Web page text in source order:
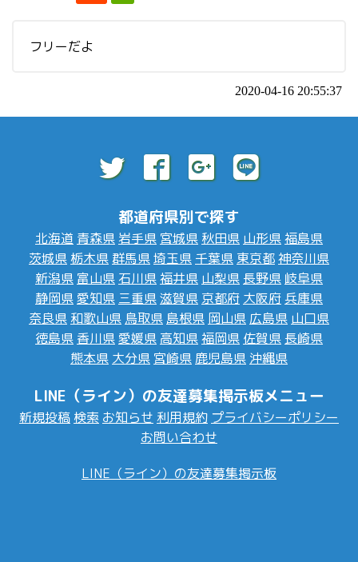
フリーだよ
2020-04-16 20:55:37
都道府県別で探す
北海道 青森県 岩手県 宮城県 秋田県 山形県福島県
茨城県 栃木県群馬県埼玉県 千葉県 東京都神奈川県
新潟県 富山県 石川県福井県 山梨県 長野県 岐阜県
静岡県愛知県 三重県滋賀県 京都府 大阪府 兵庫県
奈良県 和歌山県 鳥取県 島根県 岡山県 広島県 山口県
徳島県 香川県愛媛県 高知県福岡県 佐賀県 長崎県
熊本県 大分県 宮崎県 鹿児島県 沖縄県
LINE（ライン）の友達募集掲示板メニュー
新規投稿 検索 お知らせ 利用規約 プライバシーポリシー
お問い合わせ
LINE（ライン）の友達募集掲示板